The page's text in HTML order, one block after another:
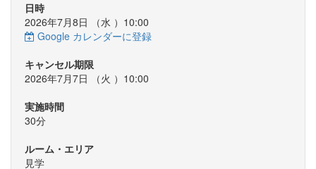
日時
2026年7月8日 （水 ）10:00
Google カレンダーに登録
キャンセル期限
2026年7月7日 （火 ）10:00
実施時間
30分
ルーム・エリア
見学